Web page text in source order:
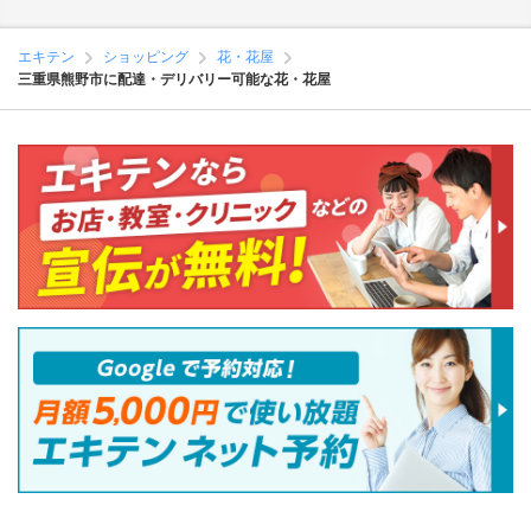
エキテン ショッピング
花・花屋
三重県熊野市に配達・デリバリー可能な花・花屋